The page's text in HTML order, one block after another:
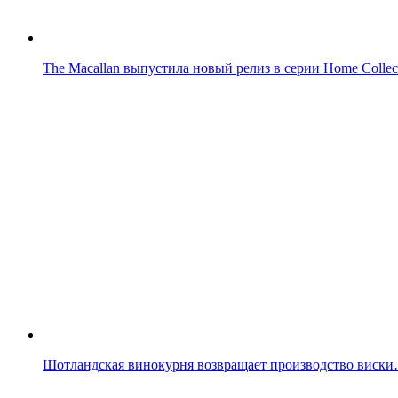
The Macallan выпустила новый релиз в серии Home
Шотландская винокурня возвращает производство